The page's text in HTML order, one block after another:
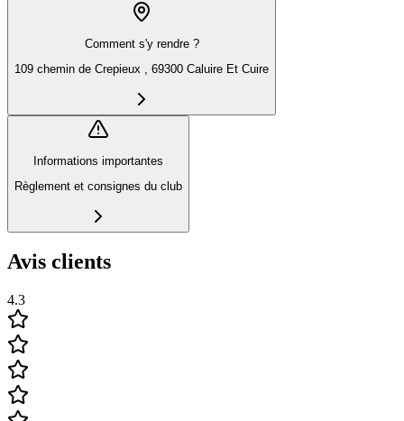
Comment s'y rendre ?
109 chemin de Crepieux , 69300 Caluire Et Cuire
Informations importantes
Règlement et consignes du club
Avis clients
4.3